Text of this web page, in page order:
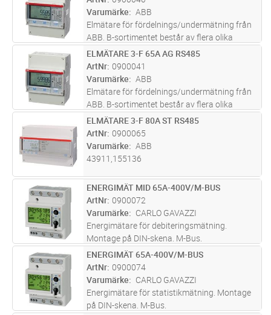
Varumärke
ABB
Elmätare för fördelnings/undermätning från
ABB. B-sortimentet består av flera olika
mätare för att möta olika kunders behov av
pålitliga mätvärden. Samtliga EQ mätare i B-
sortimentet har instrumentv
ST Lägg i kundvagn
ELMÄTARE 3-F 65A AG RS485
ArtNr 0900041
Varumärke
ABB
Elmätare för fördelnings/undermätning från
ABB. B-sortimentet består av flera olika
mätare för att möta olika kunders behov av
pålitliga mätvärden. Samtliga EQ mätare i B-
sortimentet har instrumentv
ST Lägg i kundvagn
ELMÄTARE 3-F 80A ST RS485
ArtNr 0900065
Varumärke
ABB
43911,155136
ST Lägg i kundvagn
ENERGIMÄT MID 65A-400V/M-BUS
ArtNr 0900072
Varumärke
CARLO GAVAZZI
Energimätare för debiteringsmätning.
Montage på DIN-skena. M-Bus.
ST Lägg i kundvagn
ENERGIMÄT 65A-400V/M-BUS
ArtNr 0900074
Varumärke
CARLO GAVAZZI
Energimätare för statistikmätning. Montage
på DIN-skena. M-Bus.